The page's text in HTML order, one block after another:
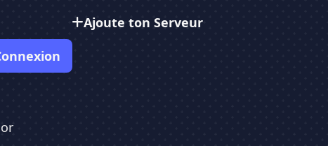
Ajoute ton Serveur
✕